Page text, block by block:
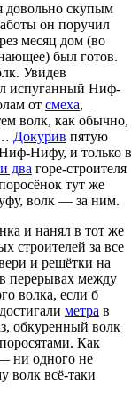
довольно скупым
он поручил
месяц дом (во
был готов.
Увидев
испуганный Ниф-
от смеха,
волк, как обычно,
Докурив пятую
Нифу, и только в
два горе-строителя
тут же
волк — за ним.
и нанял в тот же
строителей за все
и решётки на
перерывах между
волка, если б
метра в
обкуренный волк
Как
ни одного не
волк всё-таки